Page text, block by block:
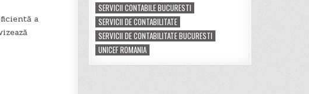
a
SERVICII CONTABILE BUCURESTI
SERVICII DE CONTABILITATE
SERVICII DE CONTABILITATE BUCURESTI
UNICEF ROMANIA